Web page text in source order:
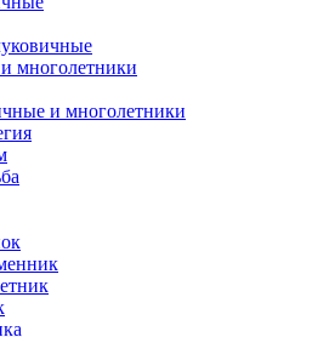
многолетники
и многолетники